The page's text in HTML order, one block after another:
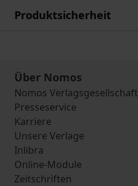
Produktsicherheit
Über Nomos
Nomos Verlagsgesellschaft
Presseservice
Karriere
Unsere Verlage
Inlibra
Online-Module
Zeitschriften